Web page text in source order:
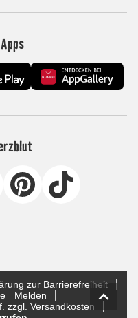
zur Barrierefreiheit
Melden
zzgl. Versandkosten